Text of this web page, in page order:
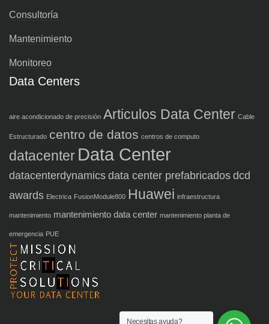
Consultoría
Mantenimiento
Monitoreo
Data Centers
aire acondicionado de precisión Articulos Data Center Cable
Estructurado centro de datos centros de computo
datacenter Data Center
datacenterdynamicsdata center prefabricadosdcd
awards Electrica FusionModule800 Huawei infraestructura
mantenimiento mantenimiento data center mantenimiento planta de
emergencia PUE
Necesitas ayuda?